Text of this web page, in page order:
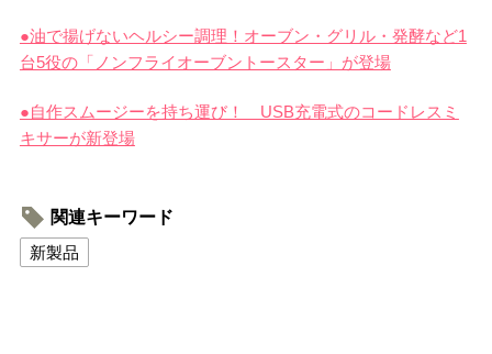
●油で揚げないヘルシー調理！オーブン・グリル・発酵など1
台5役の「ノンフライオーブントースター」が登場
●自作スムージーを持ち運び！ USB充電式のコードレスミ
キサーが新登場
関連キーワード
新製品